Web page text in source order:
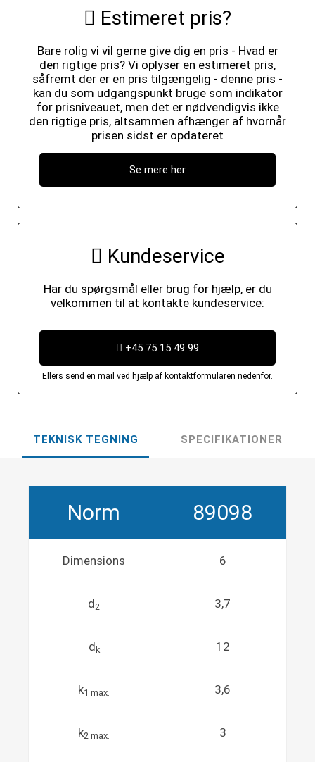
Estimeret pris?
Bare rolig vi vil gerne give dig en pris - Hvad er
den rigtige pris? Vi oplyser en estimeret pris,
såfremt der er en pris tilgængelig - denne pris -
kan du som udgangspunkt bruge som indikator
for prisniveauet, men det er nødvendigvis ikke
den rigtige pris, altsammen afhænger af hvornår
prisen sidst er opdateret
Se mere her
Kundeservice
Har du spørgsmål eller brug for hjælp, er du
velkommen til at kontakte kundeservice:
+45 75 15 49 99
Ellers send en mail ved hjælp af kontaktformularen nedenfor.
TEKNISK TEGNING SPECIFIKATIONER
Norm 89098
Dimensions 6
d2 3,7
d k 12
k1 max. 3,6
k2 max. 3